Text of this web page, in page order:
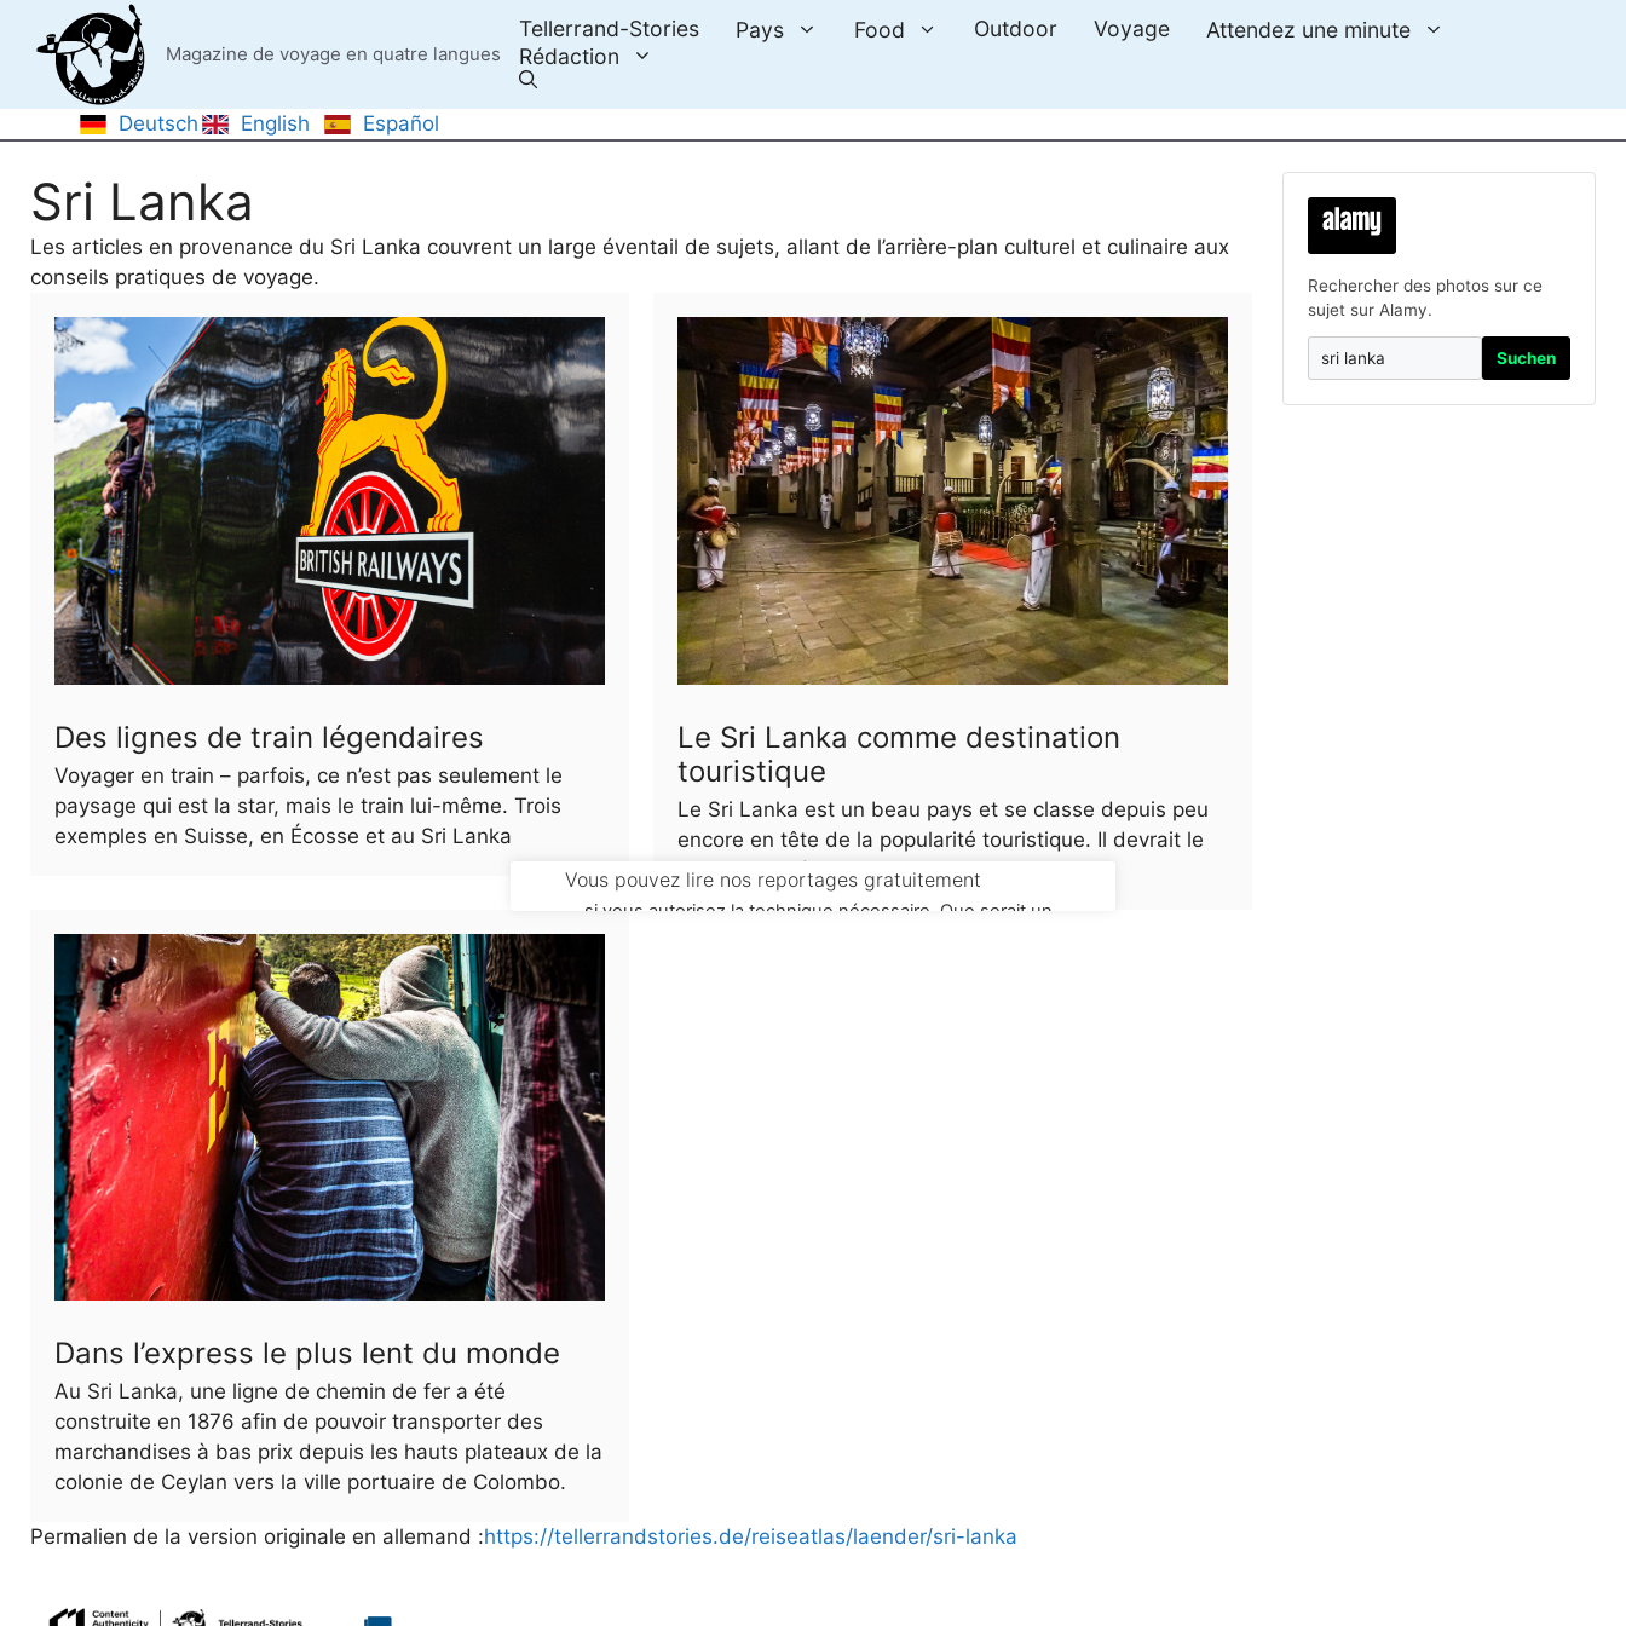
content
Magazine de voyage en quatre langues
Tellerrand-Stories Pays Food Outdoor Voyage
Attendez une minute
Rédaction
Deutsch English Español
Sri Lanka
Les articles en provenance du Sri Lanka couvrent un large éventail de sujets, allant de l’arrière-plan culturel et culinaire aux
conseils pratiques de voyage.
Des lignes de train légendaires
Voyager en train – parfois, ce n’est pas seulement le
paysage qui est la star, mais le train lui-même. Trois
exemples en Suisse, en Écosse et au Sri Lanka
Le Sri Lanka comme destination
touristique
Le Sri Lanka est un beau pays et se classe depuis peu
encore en tête de la popularité touristique. Il devrait le
rester grâce à ses habitants chaleureux
Dans l’express le plus lent du monde
Au Sri Lanka, une ligne de chemin de fer a été
construite en 1876 afin de pouvoir transporter des
marchandises à bas prix depuis les hauts plateaux de la
colonie de Ceylan vers la ville portuaire de Colombo.
Permalien de la version originale en allemand :https://tellerrandstories.de/reiseatlas/laender/sri-lanka
Rechercher des photos sur ce
sujet sur Alamy.
Suchen